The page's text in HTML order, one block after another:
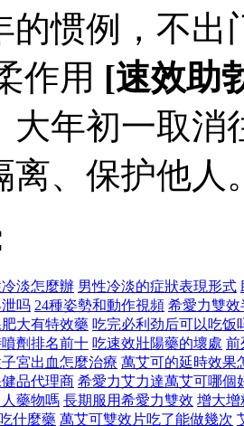
的惯例，不出
作用 [速效助
大年初一取消
离、保护他
淡怎麼辦 男性冷淡的症狀表現形式
吗 24種姿勢和動作視頻 希愛力雙效
大有特效藥 吃完必利劲后可以吃饭
劑排名前十 吃速效壯陽藥的壞處 前
宮出血怎麼治療 萬艾可的延時效果
品代理商 希愛力艾力達萬艾可哪個
藥物嗎 長期服用希愛力雙效 增大增
什麼藥 萬艾可雙效片吃了能做幾次